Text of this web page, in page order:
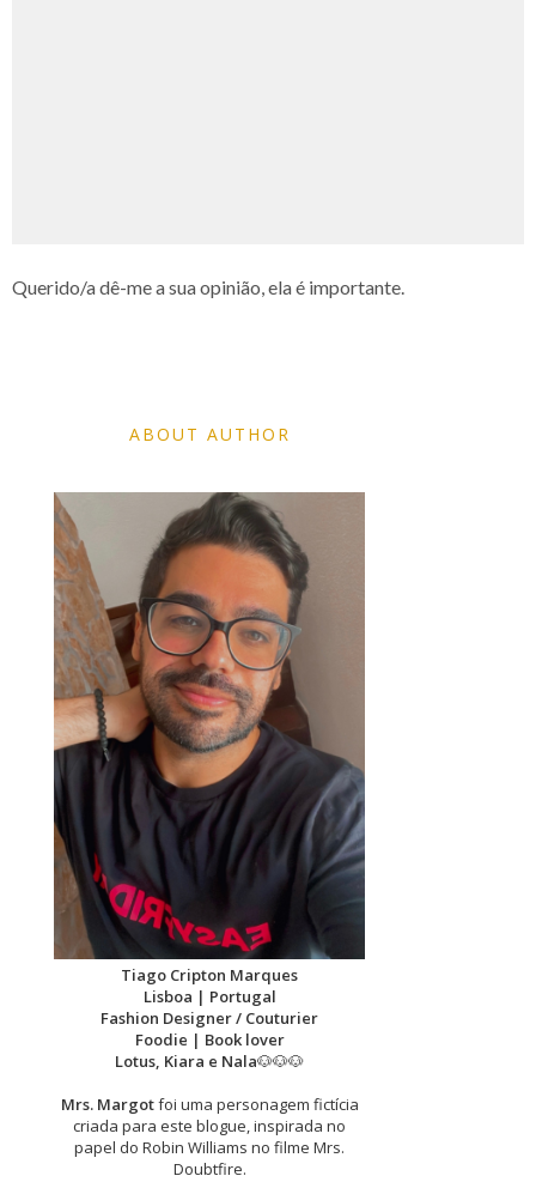
Querido/a dê-me a sua opinião, ela é importante.
ABOUT AUTHOR
Tiago Cripton Marques
Lisboa | Portugal
Fashion Designer / Couturier
Foodie | Book lover
Lotus, Kiara e Nala🐶🐶🐶
Mrs. Margotfoi uma personagem fictícia
criada para este blogue, inspirada no
papel do Robin Williams no filme Mrs.
Doubtfire.